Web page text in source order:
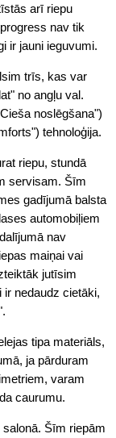
arī riepu
nav tik
ir jauni ieguvumi.
trīs, kas var
no angļu val.
noslēgšana")
tehnoloģija.
riepu, stundā
servisam. Šīm
gadījumā balsta
automobiļiem
nav
maiņai vai
jutīsim
ir nedaudz cietāki,
tipa materiāls,
ja pārduram
varam
caurumu.
Šīm riepām